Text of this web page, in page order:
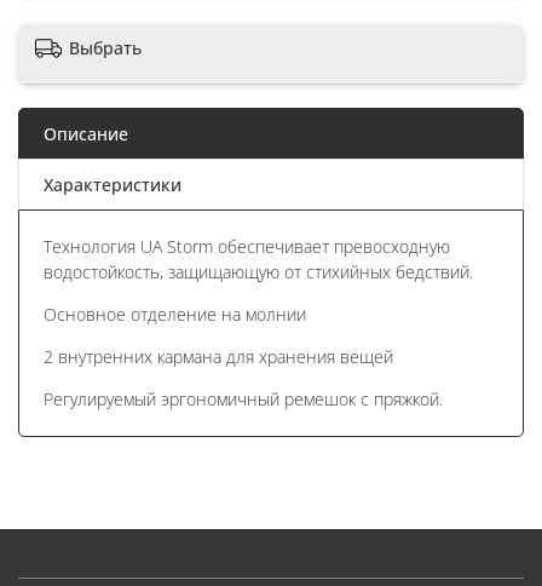
Выбрать
Описание
Характеристики
Технология UA Storm обеспечивает превосходную
водостойкость, защищающую от стихийных бедствий.
Основное отделение на молнии
2 внутренних кармана для хранения вещей
Регулируемый эргономичный ремешок с пряжкой.